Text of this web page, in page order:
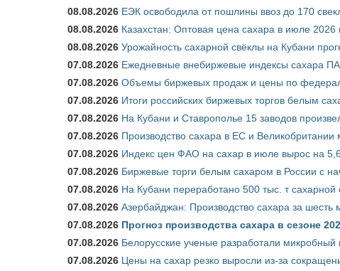
08.08.2026 ЕЭК освободила от пошлины ввоз до 170
08.08.2026 Казахстан: Оптовая цена сахара в июле 2026
08.08.2026 Урожайность сахарной свёклы на Кубани
07.08.2026 Ежедневные внебиржевые индексы сахара
07.08.2026 Объемы биржевых продаж и цены по
07.08.2026 Итоги российских биржевых торгов белым
07.08.2026 На Кубани и Ставрополье 15 заводов
07.08.2026 Производство сахара в ЕС и
07.08.2026 Индекс цен ФАО на сахар в июле вырос на
07.08.2026 Биржевые торги белым сахаром в России с
07.08.2026 На Кубани переработано 500 тыс. т сахарной
07.08.2026 Азербайджан: Производство сахара за шесть
07.08.2026 Прогноз производства сахара в сезоне
07.08.2026 Белорусские ученые разработали
07.08.2026 Цены на сахар резко выросли из-за